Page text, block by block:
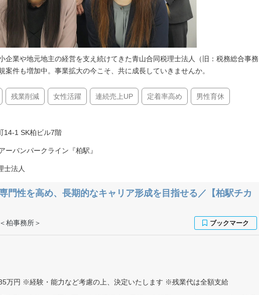
企業や地元地主の経営を支え続けてきた青山合同税理士法人（旧：税務総合事務
案件も増加中。事業拡大の今こそ、共に成長していきませんか。
残業削減 女性活躍 連続売上UP 定着率高め 男性育休
14-1 SK柏ビル7階
ーバンパークライン『柏駅』
士法人
門性を高め、長期的なキャリア形成を目指せる／【柏駅チカ
柏事務所＞
万円 ※経験・能力など考慮の上、決定いたします ※残業代は全額支給